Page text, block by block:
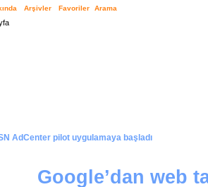
Arşivler Favoriler Arama
AdCenter pilot uygulamaya başladı
Google’dan web